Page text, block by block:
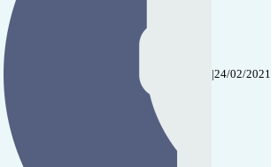
|24/02/2021